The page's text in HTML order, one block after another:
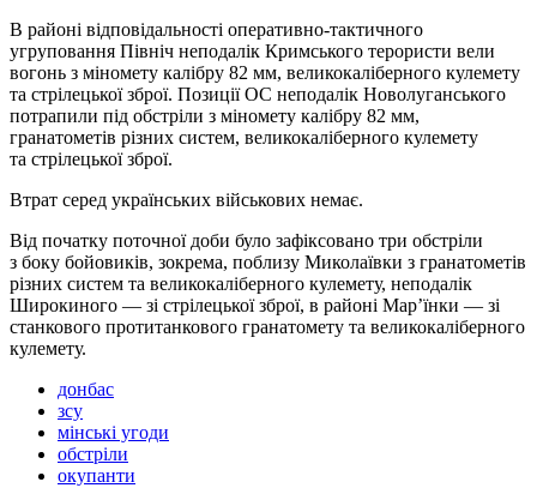
В районі відповідальності оперативно-тактичного
угруповання Північ неподалік Кримського терористи вели
вогонь з міномету калібру 82 мм, великокаліберного кулемету
та стрілецької зброї. Позиції ОС неподалік Новолуганського
потрапили під обстріли з міномету калібру 82 мм,
гранатометів різних систем, великокаліберного кулемету
та стрілецької зброї.
Втрат серед українських військових немає.
Від початку поточної доби було зафіксовано три обстріли
з боку бойовиків, зокрема, поблизу Миколаївки з гранатометів
різних систем та великокаліберного кулемету, неподалік
Широкиного — зі стрілецької зброї, в районі Мар’їнки — зі
станкового протитанкового гранатомету та великокаліберного
кулемету.
донбас
зсу
мінські угоди
обстріли
окупанти